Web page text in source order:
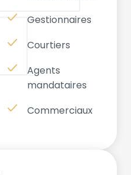
Gestionnaires
Courtiers
Agents
mandataires
Commerciaux